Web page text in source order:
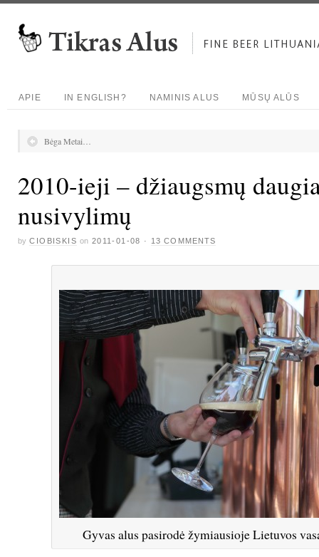
APIE IN ENGLISH? NAMINIS ALUS MŪSŲ ALŪS
Bėga Metai…
2010-ieji – džiaugsmų
nusivylimų
by CIOBISKIS on 2011-01-08 · 13 COMMENTS
Gyvas alus pasirodė žymiausioje Lietuvos